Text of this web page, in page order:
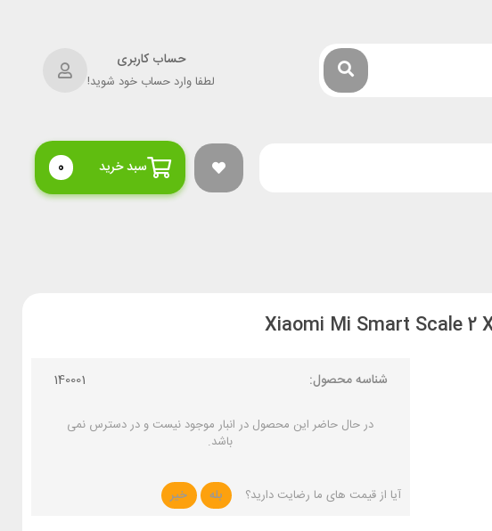
حساب کاربری
لطفا وارد حساب خود شوید!
سبد خرید 0
شناسه محصول: 140001
در حال حاضر این محصول در انبار موجود نیست و در دسترس نمی
باشد.
آیا از قیمت های ما رضایت دارید؟ بله خیر